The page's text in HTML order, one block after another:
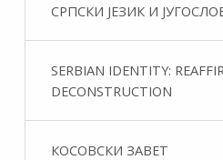
СРПСКИ ЈЕЗИК И
SERBIAN IDENTITY:
DECONSTRUCTION
КОСОВСКИ ЗАВЕТ